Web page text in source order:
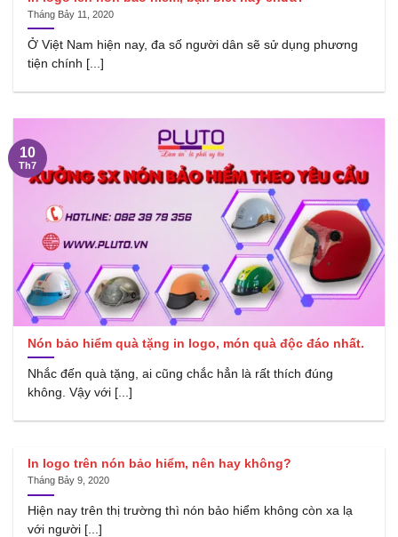
Tháng Bảy 11, 2020
Ở Việt Nam hiện nay, đa số người dân sẽ sử dụng phương
tiện chính [...]
Nón bảo hiểm quà tặng in logo, món quà độc đáo nhất.
Nhắc đến quà tặng, ai cũng chắc hẳn là rất thích đúng
không. Vậy với [...]
10
Th7
In logo trên nón bảo hiểm, nên hay không?
Tháng Bảy 9, 2020
Hiện nay trên thị trường thì nón bảo hiểm không còn xa lạ
với người [...]